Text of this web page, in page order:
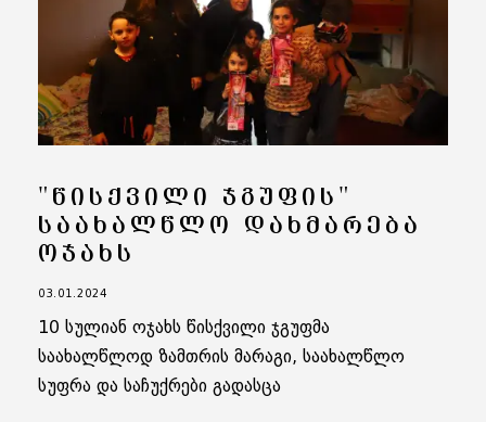
"ᲬᲘᲡᲥᲕᲘᲚᲘ ᲯᲒᲣᲤᲘᲡ"
ᲡᲐᲐᲮᲐᲚᲬᲚᲝ ᲓᲐᲮᲛᲐᲠᲔᲑᲐ
ᲝᲯᲐᲮᲡ
03.01.2024
10 სულიან ოჯახს წისქვილი ჯგუფმა
საახალწლოდ ზამთრის მარაგი, საახალწლო
სუფრა და საჩუქრები გადასცა